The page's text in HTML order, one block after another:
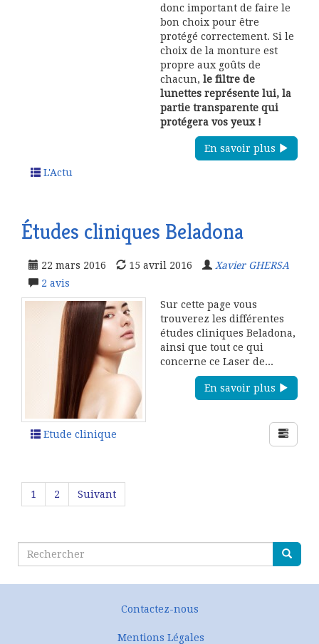
donc important de faire le
bon choix pour être
protégé correctement. Si le
choix de la monture est
propre aux goûts de
chacun, le filtre de
lunettes représente lui, la
partie transparente qui
protégera vos yeux !
En savoir plus
L'Actu
Études cliniques Beladona
22 mars 2016 15 avril 2016
Xavier GHERSA
2 avis
Sur cette page vous
trouverez les différentes
études cliniques Beladona,
ainsi que tout ce qui
concerne ce Laser de...
En savoir plus
Etude clinique
1 2 Suivant
Contactez-nous
Mentions Légales